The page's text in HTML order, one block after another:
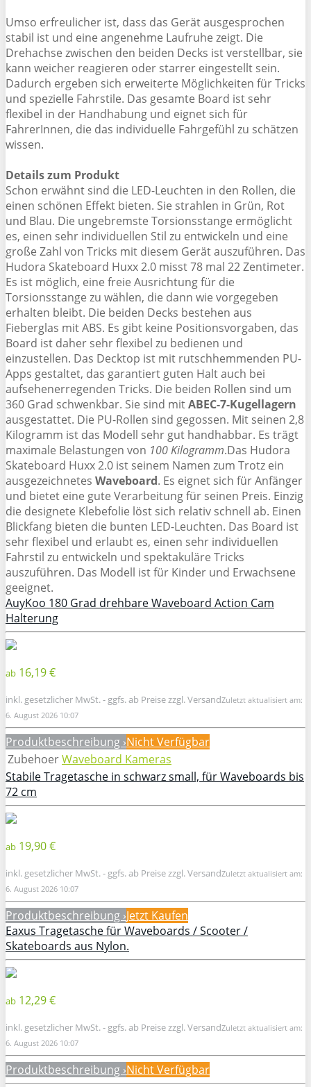
Umso erfreulicher ist, dass das Gerät ausgesprochen
stabil ist und eine angenehme Laufruhe zeigt. Die
Drehachse zwischen den beiden Decks ist verstellbar, sie
kann weicher reagieren oder starrer eingestellt sein.
Dadurch ergeben sich erweiterte Möglichkeiten für Tricks
und spezielle Fahrstile. Das gesamte Board ist sehr
flexibel in der Handhabung und eignet sich für
FahrerInnen, die das individuelle Fahrgefühl zu schätzen
wissen.
Details zum Produkt
Schon erwähnt sind die LED-Leuchten in den Rollen, die
einen schönen Effekt bieten. Sie strahlen in Grün, Rot
und Blau. Die ungebremste Torsionsstange ermöglicht
es, einen sehr individuellen Stil zu entwickeln und eine
große Zahl von Tricks mit diesem Gerät auszuführen. Das
Hudora Skateboard Huxx 2.0 misst 78 mal 22 Zentimeter.
Es ist möglich, eine freie Ausrichtung für die
Torsionsstange zu wählen, die dann wie vorgegeben
erhalten bleibt. Die beiden Decks bestehen aus
Fieberglas mit ABS. Es gibt keine Positionsvorgaben, das
Board ist daher sehr flexibel zu bedienen und
einzustellen. Das Decktop ist mit rutschhemmenden PU-
Apps gestaltet, das garantiert guten Halt auch bei
aufsehenerregenden Tricks. Die beiden Rollen sind um
360 Grad schwenkbar. Sie sind mitABEC-7-Kugellagern
ausgestattet. Die PU-Rollen sind gegossen. Mit seinen 2,8
Kilogramm ist das Modell sehr gut handhabbar. Es trägt
maximale Belastungen von 100 Kilogramm.Das Hudora
Skateboard Huxx 2.0 ist seinem Namen zum Trotz ein
ausgezeichnetes Waveboard. Es eignet sich für Anfänger
und bietet eine gute Verarbeitung für seinen Preis. Einzig
die designete Klebefolie löst sich relativ schnell ab. Einen
Blickfang bieten die bunten LED-Leuchten. Das Board ist
sehr flexibel und erlaubt es, einen sehr individuellen
Fahrstil zu entwickeln und spektakuläre Tricks
auszuführen. Das Modell ist für Kinder und Erwachsene
geeignet.
AuyKoo 180 Grad drehbare Waveboard Action Cam
Halterung
ab 16,19 €
inkl. gesetzlicher MwSt. - ggfs. ab Preise zzgl. VersandZuletzt aktualisiert am:
6. August 2026 10:07
Produktbeschreibung ›Nicht Verfügbar
ZubehoerWaveboard Kameras
Stabile Tragetasche in schwarz small, für Waveboards bis
72 cm
ab 19,90 €
inkl. gesetzlicher MwSt. - ggfs. ab Preise zzgl. VersandZuletzt aktualisiert am:
6. August 2026 10:07
Produktbeschreibung ›Jetzt Kaufen
Eaxus Tragetasche für Waveboards / Scooter /
Skateboards aus Nylon.
ab 12,29 €
inkl. gesetzlicher MwSt. - ggfs. ab Preise zzgl. VersandZuletzt aktualisiert am:
6. August 2026 10:07
Produktbeschreibung ›Nicht Verfügbar